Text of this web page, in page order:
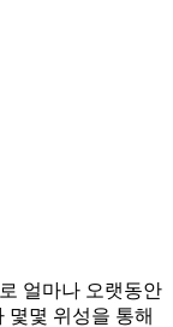
얼마나 오랫동안
몇몇 위성을 통해